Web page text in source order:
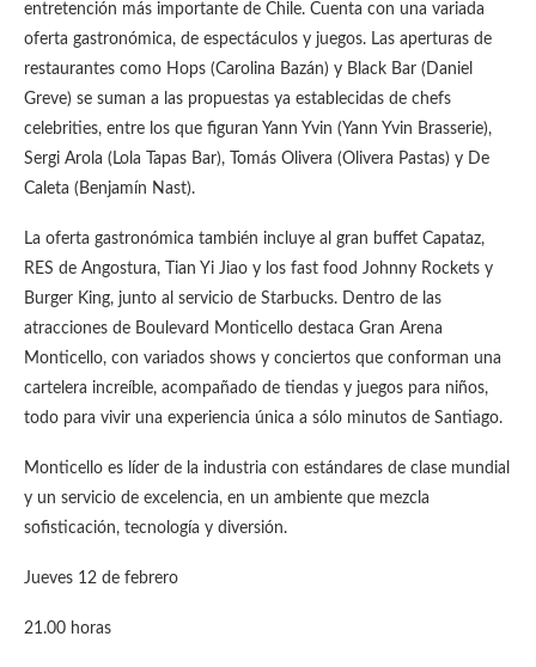
entretención más importante de Chile. Cuenta con una variada
oferta gastronómica, de espectáculos y juegos. Las aperturas de
restaurantes como Hops (Carolina Bazán) y Black Bar (Daniel
Greve) se suman a las propuestas ya establecidas de chefs
celebrities, entre los que figuran Yann Yvin (Yann Yvin Brasserie),
Sergi Arola (Lola Tapas Bar), Tomás Olivera (Olivera Pastas) y De
Caleta (Benjamín Nast).
La oferta gastronómica también incluye al gran buffet Capataz,
RES de Angostura, Tian Yi Jiao y los fast food Johnny Rockets y
Burger King, junto al servicio de Starbucks. Dentro de las
atracciones de Boulevard Monticello destaca Gran Arena
Monticello, con variados shows y conciertos que conforman una
cartelera increíble, acompañado de tiendas y juegos para niños,
todo para vivir una experiencia única a sólo minutos de Santiago.
Monticello es líder de la industria con estándares de clase mundial
y un servicio de excelencia, en un ambiente que mezcla
sofisticación, tecnología y diversión.
Jueves 12 de febrero
21.00 horas